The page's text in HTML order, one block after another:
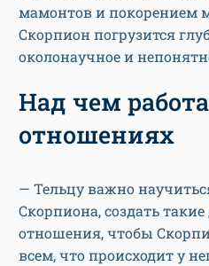
мамонтов и покорением
Скорпион погрузится
околонаучное и
Над чем
отношениях
— Тельцу важно
Скорпиона, создать
отношения, чтобы
всем, что происходит у